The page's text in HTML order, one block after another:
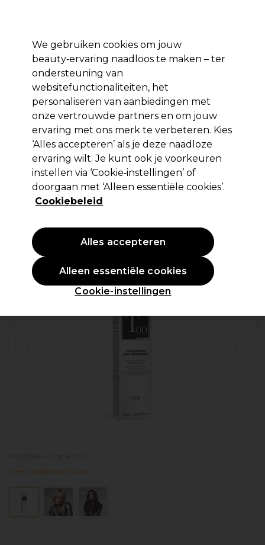
Aanmelden
Merken Deals 🌟 Haar Elektra Beauty
Volgende dag geleverd*
Na verzending, maandag t/m vrijdag
Eugène Perma Professionnel
Eugène Perma Solaris Toner 60ml
(1)
18,50 €
Meer opties beschikbaar
We gebruiken cookies om jouw
beauty‑ervaring naadloos te maken – ter
ondersteuning van
websitefunctionaliteiten, het
personaliseren van aanbiedingen met
onze vertrouwde partners en om jouw
ervaring met ons merk te verbeteren. Kies
‘Alles accepteren’ als je deze naadloze
ervaring wilt. Je kunt ook je voorkeuren
instellen via ‘Cookie‑instellingen’ of
doorgaan met ‘Alleen essentiële cookies’.
Cookiebeleid
Cookie-instellingen
Alleen essentiële cookies
Alles accepteren